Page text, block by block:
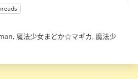
, 魔法少女まどか☆マギカ, 魔法少